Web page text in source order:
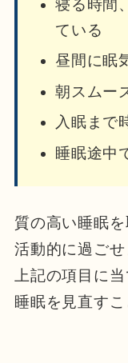
寝る時間
ている
昼間に眠
朝スムー
入眠まで
睡眠途中
質の高い睡眠
活動的に過ごせ
上記の項目に
睡眠を見直すこ